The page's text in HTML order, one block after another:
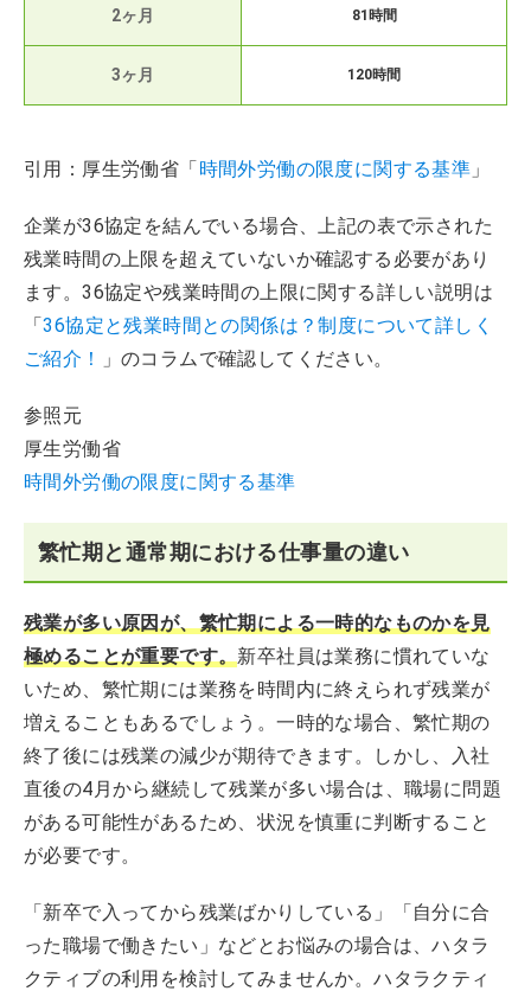
2ヶ月 81時間
3ヶ月 120時間
引用：厚生労働省「時間外労働の限度に関する基準 」
企業が36協定を結んでいる場合、上記の表で示された
残業時間の上限を超えていないか確認する必要があり
ます。36協定や残業時間の上限に関する詳しい説明は
「36協定と残業時間との関係は？制度について詳しく
ご紹介！
」のコラムで確認してください。
参照元
厚生労働省
時間外労働の限度に関する基準
繁忙期と通常期における仕事量の違い
残業が多い原因が、繁忙期による一時的なものかを見
極めることが重要です。新卒社員は業務に慣れていな
いため、繁忙期には業務を時間内に終えられず残業が
増えることもあるでしょう。一時的な場合、繁忙期の
終了後には残業の減少が期待できます。しかし、入社
直後の4月から継続して残業が多い場合は、職場に問題
がある可能性があるため、状況を慎重に判断すること
が必要です。
「新卒で入ってから残業ばかりしている」「自分に合
った職場で働きたい」などとお悩みの場合は、ハタラ
クティブの利用を検討してみませんか。ハタラクティ